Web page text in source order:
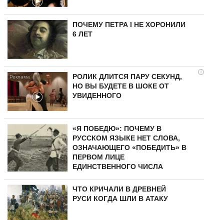
ПОЧЕМУ ПЕТРА I НЕ ХОРОНИЛИ
6 ЛЕТ
i
РОЛИК ДЛИТСЯ ПАРУ СЕКУНД,
НО ВЫ БУДЕТЕ В ШОКЕ ОТ
УВИДЕННОГО
«Я ПОБЕДЮ»: ПОЧЕМУ В
РУССКОМ ЯЗЫКЕ НЕТ СЛОВА,
ОЗНАЧАЮЩЕГО «ПОБЕДИТЬ» В
ПЕРВОМ ЛИЦЕ
ЕДИНСТВЕННОГО ЧИСЛА
ЧТО КРИЧАЛИ В ДРЕВНЕЙ
РУСИ КОГДА ШЛИ В АТАКУ